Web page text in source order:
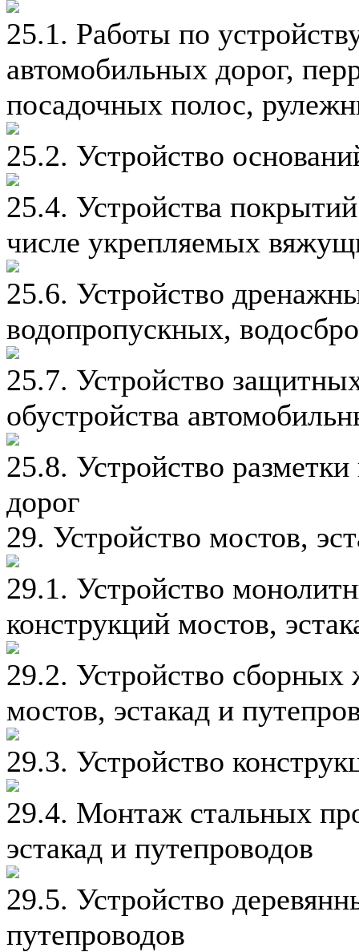
25.1. Работы по
автомобильных дорог,
посадочных полос,
25.2. Устройство
25.4. Устройства
числе укрепляемых
25.6. Устройство
водопропускных,
25.7. Устройство
обустройства
25.8. Устройство
дорог
29. Устройство мостов,
29.1. Устройство
конструкций мостов,
29.2. Устройство сборных
мостов, эстакад и
29.3. Устройство
29.4. Монтаж стальных
эстакад и путепроводов
29.5. Устройство
путепроводов